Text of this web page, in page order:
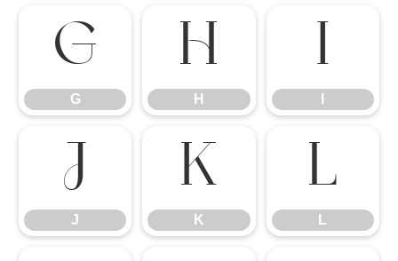
G
G
H
H
I
J
J
K
K
L
L